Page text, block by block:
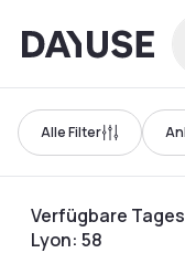
Dayuse
Alle Filter
Verfügbare
Lyon: 58